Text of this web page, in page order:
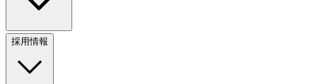
採用情報